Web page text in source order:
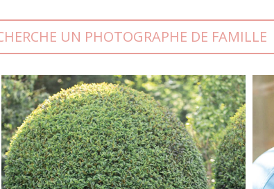
UN PHOTOGRAPHE DE FAMILLE